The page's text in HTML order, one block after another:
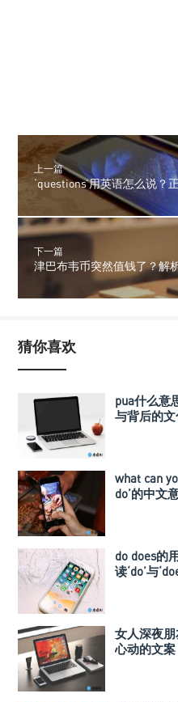
上一篇
‘questions’用英语怎么说？
下一篇
津巴布韦币突然值钱了？解
猜你喜欢
pua什么意
与背后的文
what can
do’的中文
do does的
读‘do’与
女人深夜
心动的文案